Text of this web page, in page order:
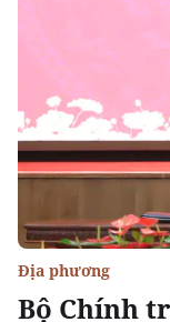
Bộ Chính
Địa phương